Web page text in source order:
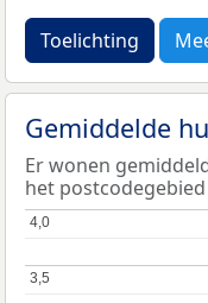
Toelichting
Gemiddelde
Er wonen
het postcodegebied
3,5
3,5
4,0
4,0